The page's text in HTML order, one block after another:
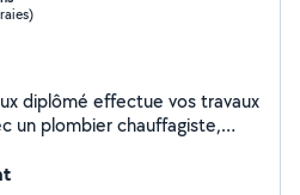
diplômé effectue vos travaux
un plombier chauffagiste,
car je suis bricoleur